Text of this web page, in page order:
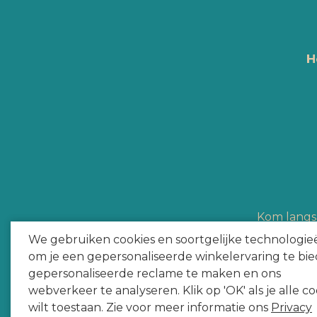
We gebruiken cookies en soortgelijke
om je een gepersonaliseerde winkelervaring te
gepersonaliseerde reclame te maken en ons
webverkeer te analyseren. Klik op 'OK' als je alle
wilt toestaan. Zie voor meer informatie ons Privacy
Kom
Hype Heroes